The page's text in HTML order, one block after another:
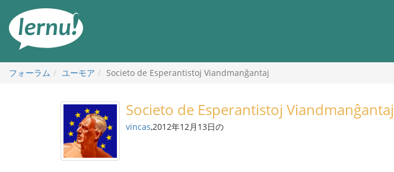
フォーラム ユーモア Societo de Esperantistoj Viandmanĝantaj
Societo de Esperantistoj Viandmanĝantaj
vincas,2012年12月13日の